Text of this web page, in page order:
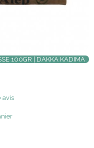
100GR | DAKKA KADIMA
avis